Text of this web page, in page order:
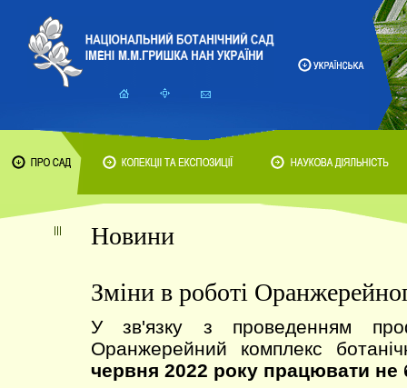
Новини
Зміни в роботі
У зв'язку з проведенням
Оранжерейний комплекс
червня 2022 року працювати не